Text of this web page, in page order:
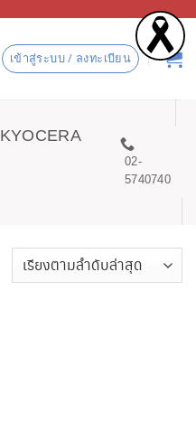
เข้าสู่ระบบ / ลงทะเบียน
KYOCERA
02-
5740740